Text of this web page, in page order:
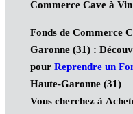
Commerce Cave à
Fonds de Commerce
Garonne (31) :
pour Reprendre un
Haute-Garonne (31)
Vous cherchez à